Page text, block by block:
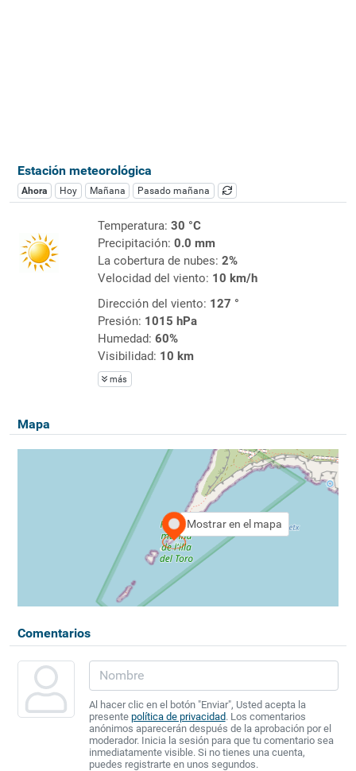
Estación meteorológica
Ahora Hoy Mañana Pasado mañana
Temperatura: 30 °C
Precipitación: 0.0 mm
La cobertura de nubes: 2%
Velocidad del viento: 10 km/h
Dirección del viento: 127 °
Presión: 1015 hPa
Humedad: 60%
Visibilidad: 10 km
más
Mapa
Mostrar en el mapa
Comentarios
Al hacer clic en el botón "Enviar", Usted acepta la
presente política de privacidad. Los comentarios
anónimos aparecerán después de la aprobación por el
moderador. Inicia la sesión para que tu comentario sea
inmediatamente visible. Si no tienes una cuenta,
puedes registrarte en unos segundos.